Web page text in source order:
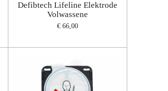
Defibtech Lifeline Elektrode
Volwassene
€ 66,00